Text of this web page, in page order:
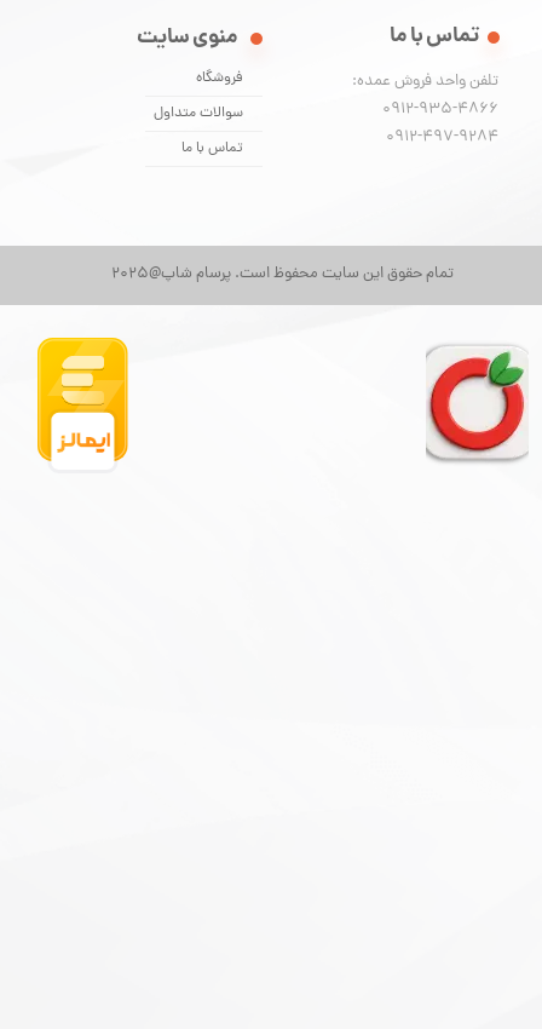
تمام حقوق این سایت محفوظ است. پرسام شاپ@2025
منوی سایت
فروشگاه
سوالات متداول
تماس با ما
تماس با ما
تلفن واحد فروش عمده:
0912-935-4866
​​​​​​​0912-497-9284